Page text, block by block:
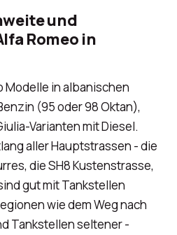
und
Romeo in
Modelle in albanischen
(95 oder 98 Oktan),
Varianten mit Diesel.
aller Hauptstrassen - die
die SH8 Kustenstrasse,
gut mit Tankstellen
wie dem Weg nach
Tankstellen seltener -